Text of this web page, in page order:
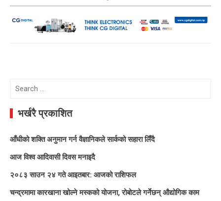
Search
भर्खरै प्रकाशित
आँधीको शक्ति अनुमान गर्न वैज्ञानिकले सार्कको सहारा लिँदै
आज विश्व आदिवासी दिवस मनाइदै
२०८३ साउन २४ गते आइतबार: आजको राशिफल
चन्द्रमामा कारखाना खोल्ने मस्कको योजना, रोबोटले गर्नेछन् औद्योगिक काम